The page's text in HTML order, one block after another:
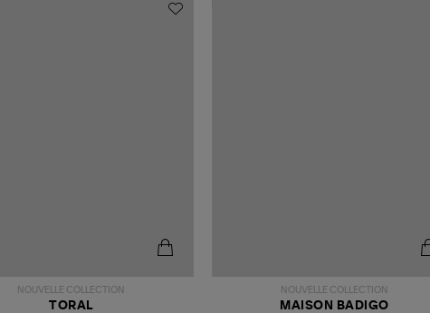
NOUVELLE COLLECTION
TORAL
NOUVELLE COLLECTION
MAISON BADIGO